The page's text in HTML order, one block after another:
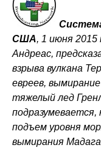
США, 1 июня 2015
Андреас,
взрыва вулкана
евреев,
тяжелый лед
подразумевается,
подъем уровня
вымирания